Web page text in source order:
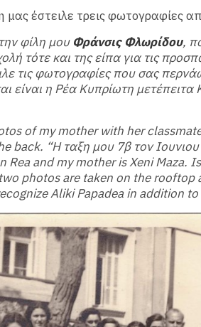
μας έστειλε τρεις φωτογραφίες
φίλη μου Φράνσις Φλωρίδου,
τότε και της είπα για τις
τις φωτογραφίες που σας
είναι η Ρέα Κυπρίωτη μετέπειτα
of my mother with her
back. “Η ταξη μου 7β τον
Rea and my mother is Xeni Maza.
photos are taken on the
Aliki Papadea in addition